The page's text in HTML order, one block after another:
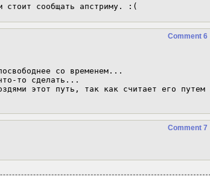
сообщать апстриму. :(
Comment 6
со временем...
то сделать...
этот путь, так как считает его путем
Comment 7